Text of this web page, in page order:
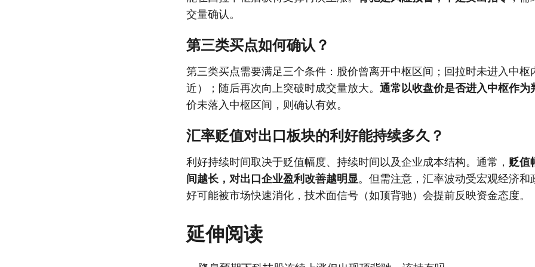
交量确认。
第三类买点如何确认？
第三类买点需要满足三个条件：股价曾离开中枢区间；回拉时未进入中枢
近）；随后再次向上突破时成交量放大。 通常以收盘价是否进入中枢作为
价未落入中枢区间，则确认有效。
汇率贬值对出口板块的利好能持续多久？
利好持续时间取决于贬值幅度、持续时间以及企业成本结构。通常， 贬值
间越长，对出口企业盈利改善越明显。但需注意，汇率波动受宏观经济和
好可能被市场快速消化，技术面信号（如顶背驰）会提前反映资金态度。
延伸阅读